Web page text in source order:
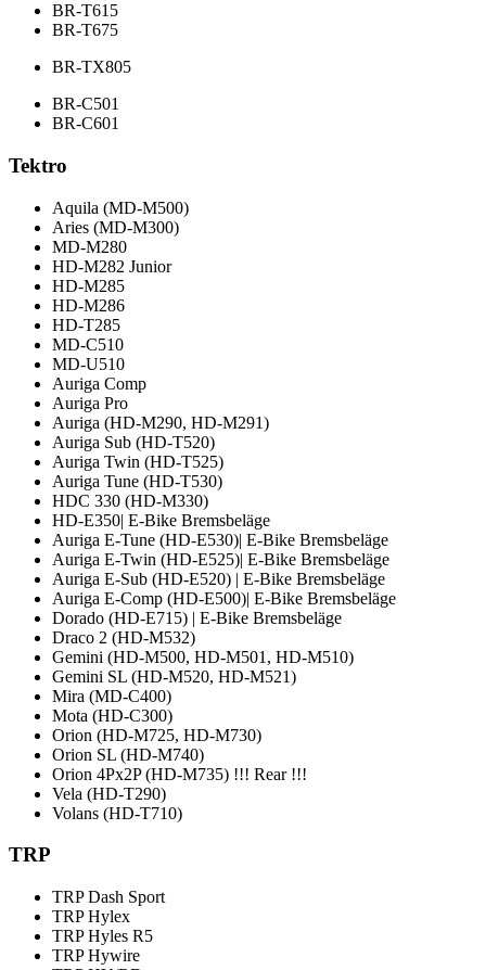
BR-T615
BR-T675
BR-TX805
BR-C501
BR-C601
Tektro
Aquila (MD-M500)
Aries (MD-M300)
MD-M280
HD-M282 Junior
HD-M285
HD-M286
HD-T285
MD-C510
MD-U510
Auriga Comp
Auriga Pro
Auriga (HD-M290, HD-M291)
Auriga Sub (HD-T520)
Auriga Twin (HD-T525)
Auriga Tune (HD-T530)
HDC 330 (HD-M330)
HD-E350| E-Bike Bremsbeläge
Auriga E-Tune (HD-E530)| E-Bike Bremsbeläge
Auriga E-Twin (HD-E525)| E-Bike Bremsbeläge
Auriga E-Sub (HD-E520) | E-Bike Bremsbeläge
Auriga E-Comp (HD-E500)| E-Bike Bremsbeläge
Dorado (HD-E715) | E-Bike Bremsbeläge
Draco 2 (HD-M532)
Gemini (HD-M500, HD-M501, HD-M510)
Gemini SL (HD-M520, HD-M521)
Mira (MD-C400)
Mota (HD-C300)
Orion (HD-M725, HD-M730)
Orion SL (HD-M740)
Orion 4Px2P (HD-M735) !!! Rear !!!
Vela (HD-T290)
Volans (HD-T710)
TRP
TRP Dash Sport
TRP Hylex
TRP Hyles R5
TRP Hywire